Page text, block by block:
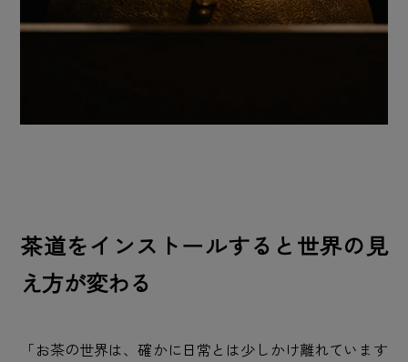
茶道をインストールすると世界の見
え方が変わる
「お茶の世界は、確かに日常とは少しかけ離れています